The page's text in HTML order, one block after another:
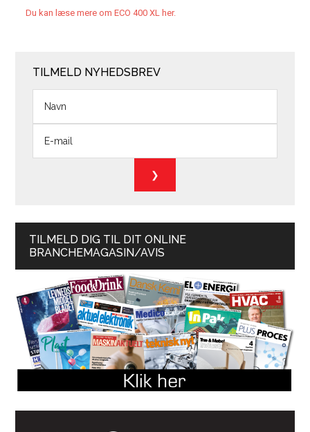
Du kan læse mere om ECO 400 XL her.
TILMELD NYHEDSBREV
TILMELD DIG TIL DIT ONLINE
BRANCHEMAGASIN/AVIS